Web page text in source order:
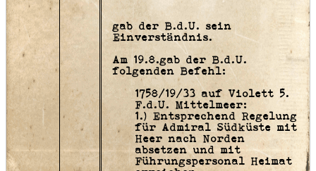
gab der B.d.U. sein
Einverständnis.
Am 19.8.gab der B.d.U.
folgenden Befehl:
1758/19/33 auf Violett 5.
F.d.U. Mittelmeer:
1.) Entsprechend Regelung
für Admiral Südküste mit
Heer nach Norden
absetzen und mit
Führungspersonal Heimat